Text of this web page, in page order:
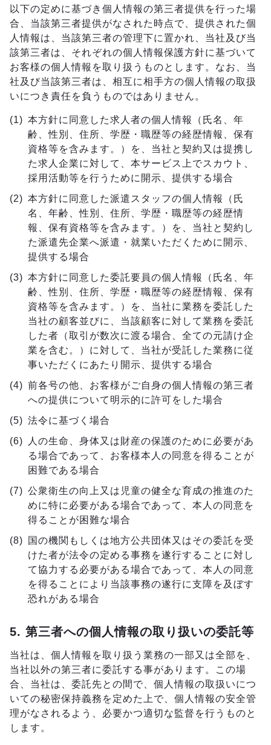
以下の定めに基づき個人情報の第三者提供を行った場
合、当該第三者提供がなされた時点で、提供された個
人情報は、当該第三者の管理下に置かれ、当社及び当
該第三者は、それぞれの個人情報保護方針に基づいて
お客様の個人情報を取り扱うものとします。なお、当
社及び当該第三者は、相互に相手方の個人情報の取扱
いにつき責任を負うものではありません。
本方針に同意した求人者の個人情報（氏名、年
齢、性別、住所、学歴・職歴等の経歴情報、保有
資格等を含みます。）を、当社と契約又は提携し
た求人企業に対して、本サービス上でスカウト、
採用活動等を行うために開示、提供する場合
本方針に同意した派遣スタッフの個人情報（氏
名、年齢、性別、住所、学歴・職歴等の経歴情
報、保有資格等を含みます。）を、当社と契約し
た派遣先企業へ派遣・就業いただくために開示、
提供する場合
本方針に同意した委託要員の個人情報（氏名、年
齢、性別、住所、学歴・職歴等の経歴情報、保有
資格等を含みます。）を、当社に業務を委託した
当社の顧客並びに、当該顧客に対して業務を委託
した者（取引が数次に渡る場合、全ての元請け企
業を含む。）に対して、当社が受託した業務に従
事いただくにあたり開示、提供する場合
前各号の他、お客様がご自身の個人情報の第三者
への提供について明示的に許可をした場合
法令に基づく場合
人の生命、身体又は財産の保護のために必要があ
る場合であって、お客様本人の同意を得ることが
困難である場合
公衆衛生の向上又は児童の健全な育成の推進のた
めに特に必要がある場合であって、本人の同意を
得ることが困難な場合
国の機関もしくは地方公共団体又はその委託を受
けた者が法令の定める事務を遂行することに対し
て協力する必要がある場合であって、本人の同意
を得ることにより当該事務の遂行に支障を及ぼす
恐れがある場合
5. 第三者への個人情報の取り扱いの委託等
当社は、個人情報を取り扱う業務の一部又は全部を、
当社以外の第三者に委託する事があります。この場
合、当社は、委託先との間で、個人情報の取扱いにつ
いての秘密保持義務を定めた上で、個人情報の安全管
理がなされるよう、必要かつ適切な監督を行うものと
します。